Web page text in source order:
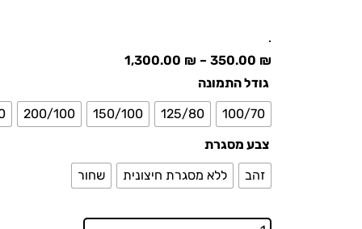
.
350.00 ₪
–
1,300.00 ₪
גודל התמונה
100/70
125/80
150/100
200/100
צבע מסגרת
זהב
ללא מסגרת חיצונית שחור